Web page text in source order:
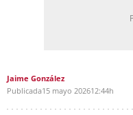
Jaime González
Publicada15 mayo 202612:44h